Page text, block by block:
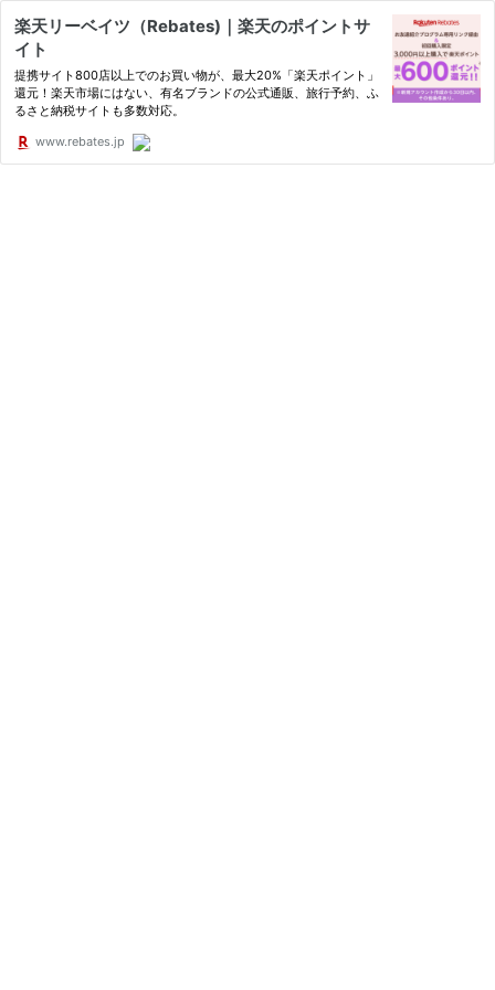
楽天リーベイツ（Rebates)｜楽天のポイントサ
イト
提携サイト800店以上でのお買い物が、最大20%「楽天ポイント」
還元！楽天市場にはない、有名ブランドの公式通販、旅行予約、ふ
るさと納税サイトも多数対応。
www.rebates.jp